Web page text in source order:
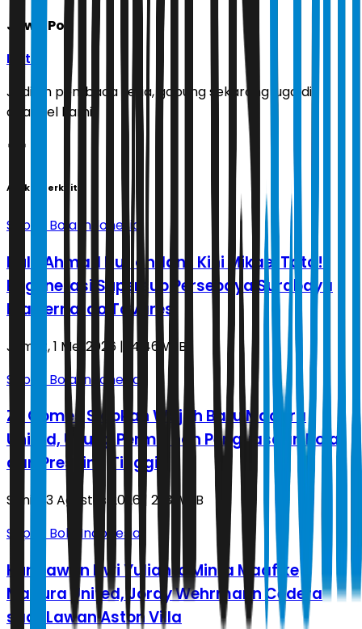
Jawa Pos
Ikuti
Jadilah pembaca setia, gabung sekarang juga di
channel kami!
Artikel Terkait
Sepak Bola Indonesia
Dulu Ahmad Nufiandani, Kini Mikael Tata!
Regenerasi Supersub Persebaya Surabaya
Era Bernardo Tavares
Jumat, 1 Mei 2026 | 14.46 WIB
Sepak Bola Indonesia
Ze Gomes Siapkan Wajah Baru Madura
United, Usung Permainan Penguasaan Bola
dan Pressing Tinggi
Senin, 3 Agustus 2026 | 21.31 WIB
Sepak Bola Indonesia
Kurniawan Dwi Yulianto Minta Maaf ke
Madura United, Jordy Wehrmann Cedera
saat Lawan Aston Villa